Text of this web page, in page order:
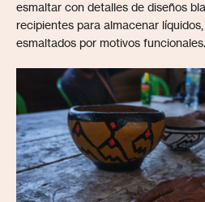
esmaltar con detalles de diseños
recipientes para almacenar
esmaltados por motivos funcionales.